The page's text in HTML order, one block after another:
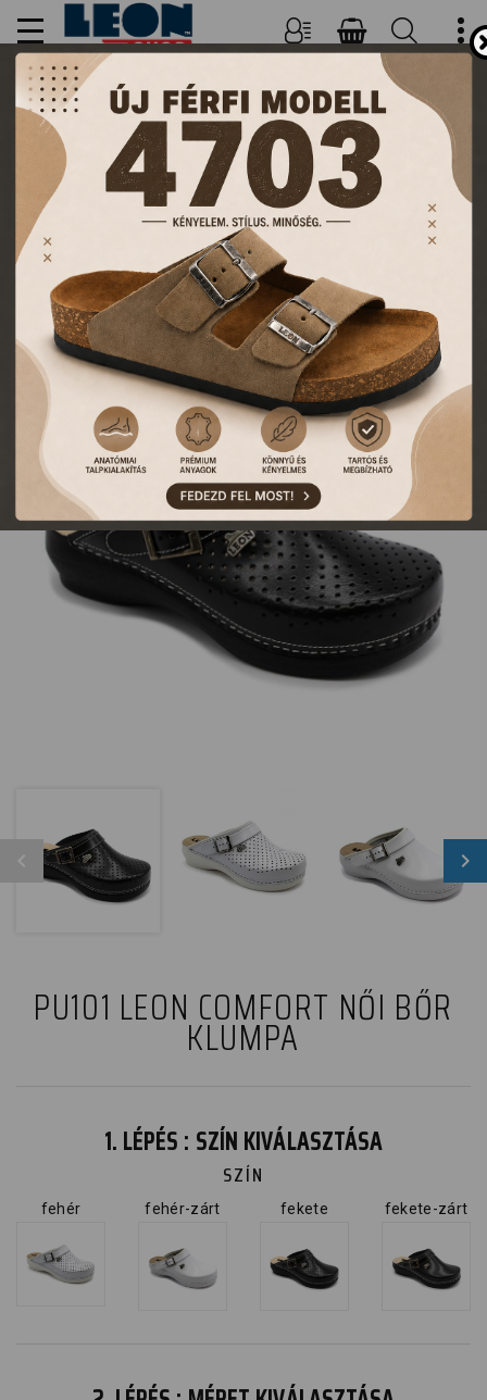
NŐI, FÉRFI PAPUCSOK ÉS
KLUMPÁK
FŐOLDAL TERMÉKEK
PU101 LEON COMFORT NŐI BŐR
KLUMPA
1. LÉPÉS : SZÍN KIVÁLASZTÁSA
SZÍN
fehér fehér-zárt fekete fekete-zárt